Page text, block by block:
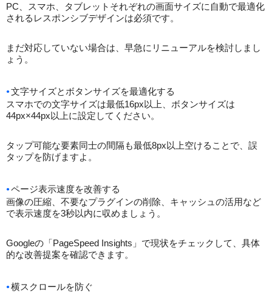
PC、スマホ、タブレットそれぞれの画面サイズに自動で最適化
されるレスポンシブデザインは必須です。
まだ対応していない場合は、早急にリニューアルを検討しまし
ょう。
文字サイズとボタンサイズを最適化する
スマホでの文字サイズは最低16px以上、ボタンサイズは
44px×44px以上に設定してください。
タップ可能な要素同士の間隔も最低8px以上空けることで、誤
タップを防げますよ。
ページ表示速度を改善する
画像の圧縮、不要なプラグインの削除、キャッシュの活用など
で表示速度を3秒以内に収めましょう。
Googleの「PageSpeed Insights」で現状をチェックして、具体
的な改善提案を確認できます。
横スクロールを防ぐ